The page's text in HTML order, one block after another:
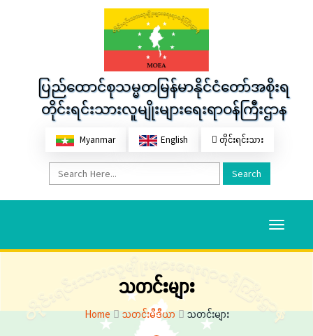
ပြည်ထောင်စုသမ္မတမြန်မာနိုင်ငံတော်အစိုးရ
တိုင်းရင်းသားလူမျိုးများရေးရာဝန်ကြီးဌာန
Myanmar English တိုင်းရင်းသား
Search
Toggle
သတင်းများ
Home သတင်းမီဒီယာ သတင်းများ